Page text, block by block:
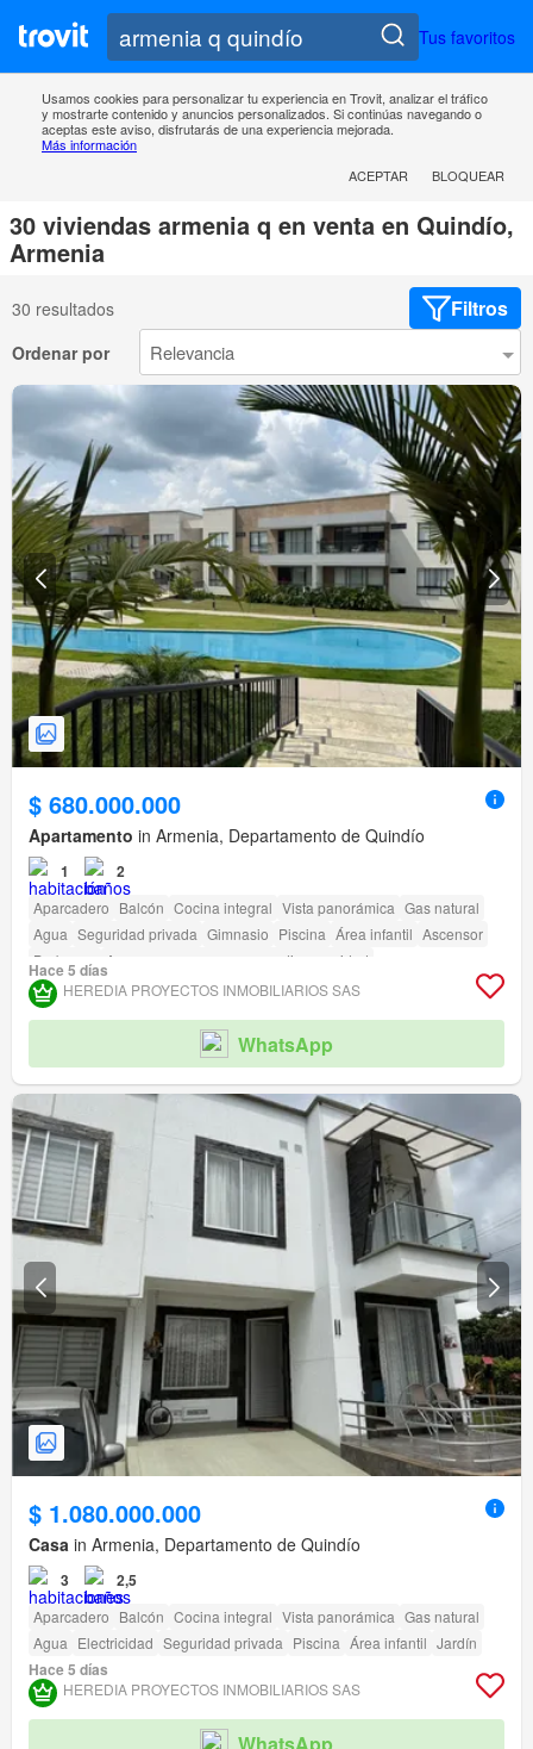
Tus favoritos
Usamos cookies para personalizar tu experiencia en Trovit, analizar el tráfico
y mostrarte contenido y anuncios personalizados. Si continúas navegando o
aceptas este aviso, disfrutarás de una experiencia mejorada.
Más información
ACEPTAR
BLOQUEAR
30 viviendas armenia q en venta en Quindío,
Armenia
30 resultados Filtros
Ordenar por
$ 680.000.000
Apartamento in Armenia, Departamento de Quindío
1 2
Aparcadero Balcón Cocina integral Vista panorámica Gas natural
Agua Seguridad privada Gimnasio Piscina Área infantil Ascensor
Barbecue
Acceso para personas con discapacidad
Hace 5 días
HEREDIA PROYECTOS INMOBILIARIOS SAS
WhatsApp
$ 1.080.000.000
Casa in Armenia, Departamento de Quindío
3 2,5
Aparcadero Balcón Cocina integral Vista panorámica Gas natural
Agua Electricidad Seguridad privada Piscina Área infantil Jardín
Hace 5 días
HEREDIA PROYECTOS INMOBILIARIOS SAS
WhatsApp